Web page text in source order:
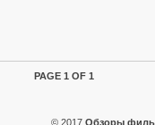
PAGE 1 OF 1
© 2017 Обзоры